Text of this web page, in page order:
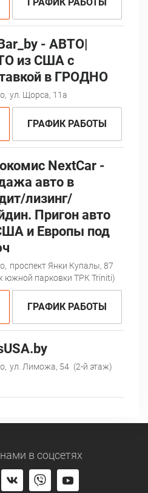
- АВТО|
из США с
в ГРОДНО
ул. Щорса, 11а
ГРАФИК РАБОТЫ
NextCar -
авто в
лизинг/
Пригон авто
и Европы под
проспект Янки Купалы, 87
южной парковки ТРК Triniti)
ГРАФИК РАБОТЫ
ул. Лиможа, 54 (2-й этаж)
в соцсетях